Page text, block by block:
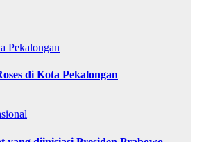
Pekalongan
di Kota Pekalongan